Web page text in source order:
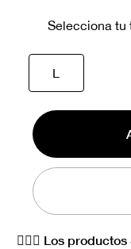
Selecciona tu
L
🏋🏻‍♀️ Los